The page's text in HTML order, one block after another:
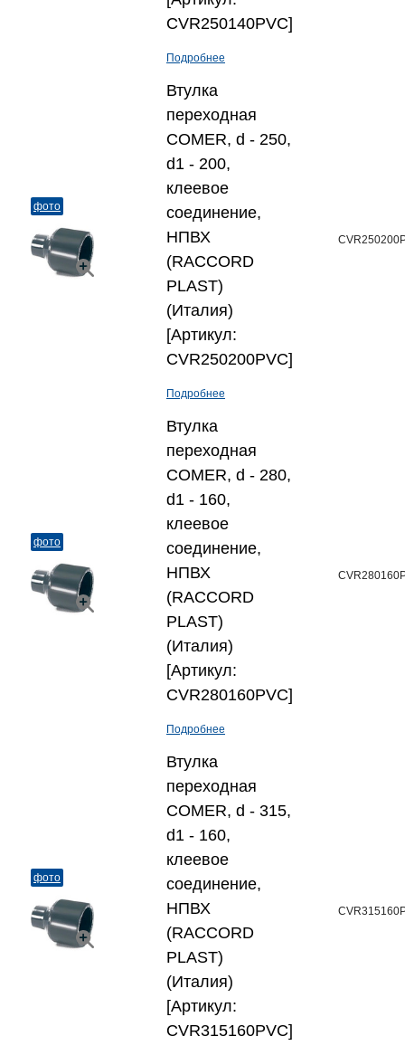
CVR250140PVC]
Подробнее
фото
Втулка
переходная
COMER, d - 250,
d1 - 200,
клеевое
соединение,
НПВХ
(RACCORD
PLAST)
(Италия)
[Артикул:
CVR250200PVC]
Подробнее
фото
Втулка
переходная
COMER, d - 280,
d1 - 160,
клеевое
соединение,
НПВХ
(RACCORD
PLAST)
(Италия)
[Артикул:
CVR280160PVC]
Подробнее
фото
Втулка
переходная
COMER, d - 315,
d1 - 160,
клеевое
соединение,
НПВХ
(RACCORD
PLAST)
(Италия)
[Артикул:
CVR315160PVC]